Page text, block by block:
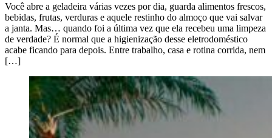
Você abre a geladeira várias vezes por dia, guarda alimentos frescos,
bebidas, frutas, verduras e aquele restinho do almoço que vai salvar
a janta. Mas… quando foi a última vez que ela recebeu uma limpeza
de verdade? É normal que a higienização desse eletrodoméstico
acabe ficando para depois. Entre trabalho, casa e rotina corrida, nem
[…]